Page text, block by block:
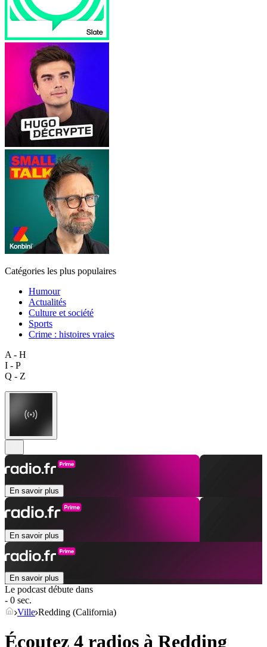
Catégories les plus populaires
Humour
Actualités
Culture et société
Sports
Crime : histoires vraies
A - H
I - P
Q - Z
En savoir plus
En savoir plus
En savoir plus
Le podcast débute dans
- 0 sec.
Ville Redding (California)
Écoutez 4 radios à Redding